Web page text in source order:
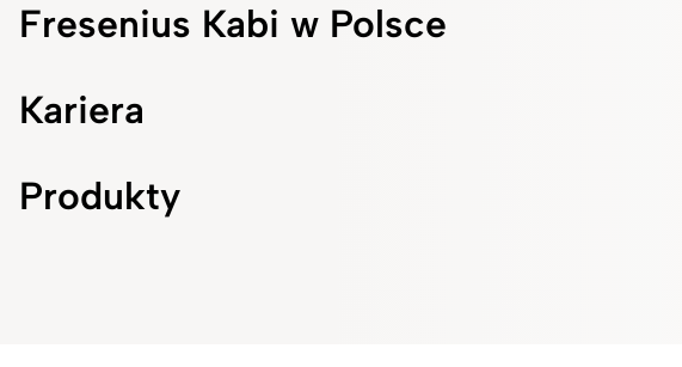
Fresenius Kabi w Polsce
Kariera
Produkty